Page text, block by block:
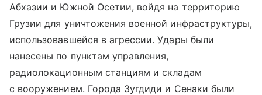
Абхазии и Южной Осетии, войдя на территорию
Грузии для уничтожения военной инфраструктуры,
использовавшейся в агрессии. Удары были
нанесены по пунктам управления,
радиолокационным станциям и складам
с вооружением. Города Зугдиди и Сенаки были